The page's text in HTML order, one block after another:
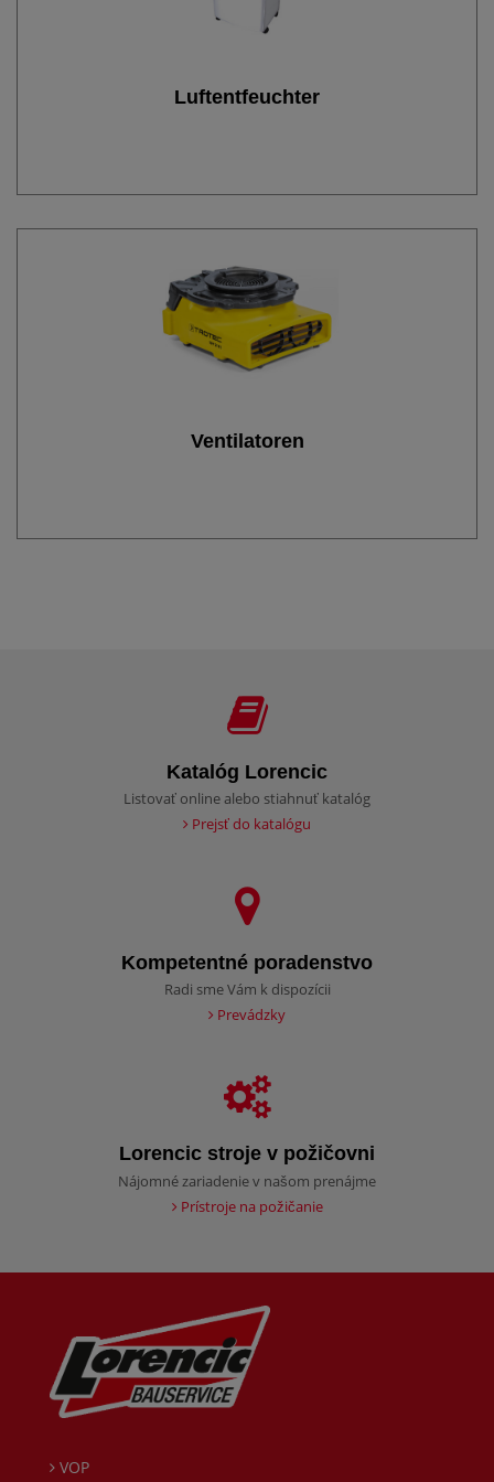
Luftentfeuchter
Ventilatoren
Katalóg Lorencic
Listovať online alebo stiahnuť katalóg
Prejsť do katalógu
Kompetentné poradenstvo
Radi sme Vám k dispozícii
Prevádzky
Lorencic stroje v požičovni
Nájomné zariadenie v našom prenájme
Prístroje na požičanie
VOP